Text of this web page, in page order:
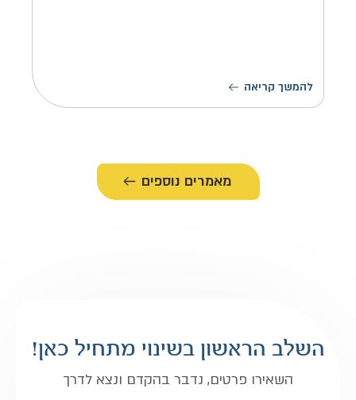
להמשך קריאה
מאמרים נוספים
השלב הראשון בשינוי מתחיל כאן!
השאירו פרטים, נדבר בהקדם ונצא לדרך